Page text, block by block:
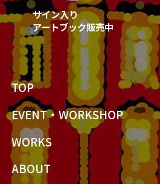
サイン入り
アートブック販売中
TOP
EVENT・WORKSHOP
WORKS
ABOUT